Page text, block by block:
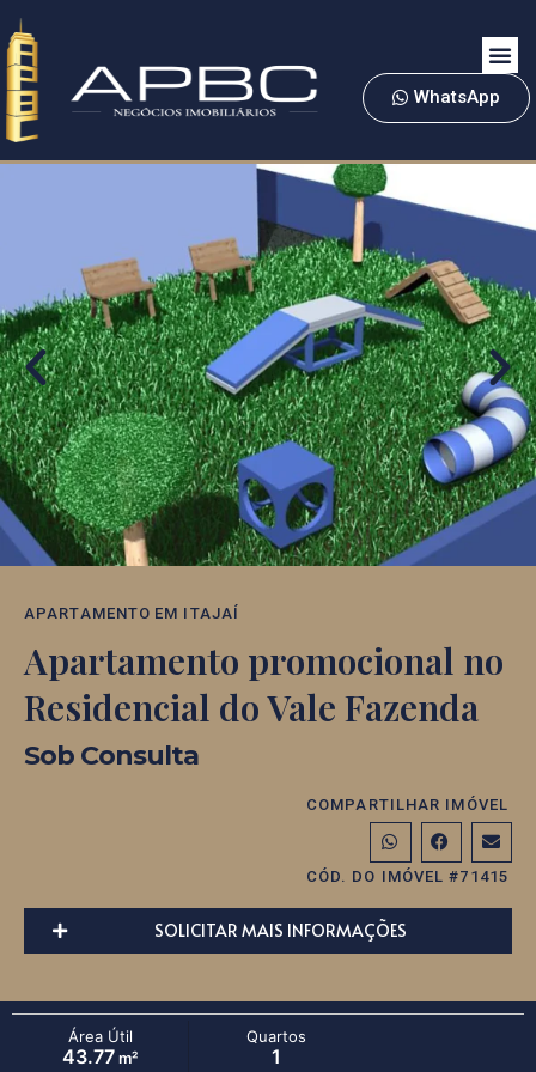
WhatsApp
APARTAMENTO EM ITAJAÍ
Apartamento promocional no
Residencial do Vale Fazenda
Sob Consulta
COMPARTILHAR IMÓVEL
CÓD. DO IMÓVEL #71415
SOLICITAR MAIS INFORMAÇÕES
Área Útil
43.77 m²
Quartos
1